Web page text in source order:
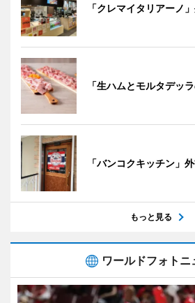
「クレマイタリアーノ
「生ハムとモルタデッ
「バンコクキッチン」
もっと見る
ワールドフォトニ